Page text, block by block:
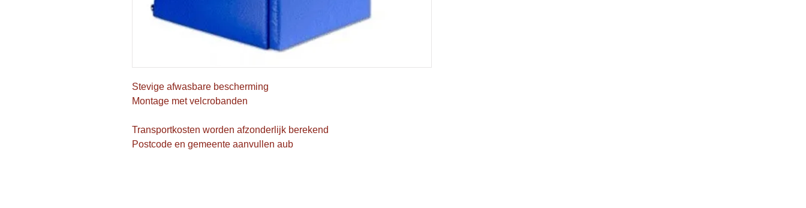
Stevige afwasbare bescherming
Montage met velcrobanden
Transportkosten worden afzonderlijk berekend
Postcode en gemeente aanvullen aub